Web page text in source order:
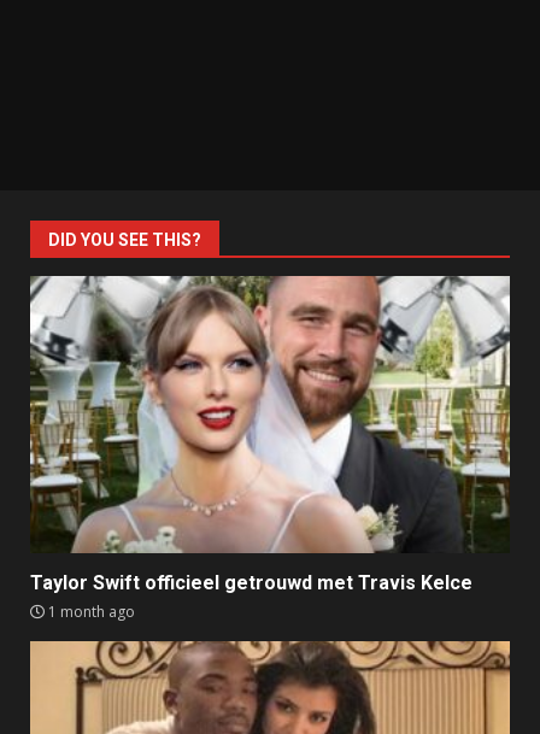
DID YOU SEE THIS?
Taylor Swift officieel getrouwd met Travis Kelce
1 month ago